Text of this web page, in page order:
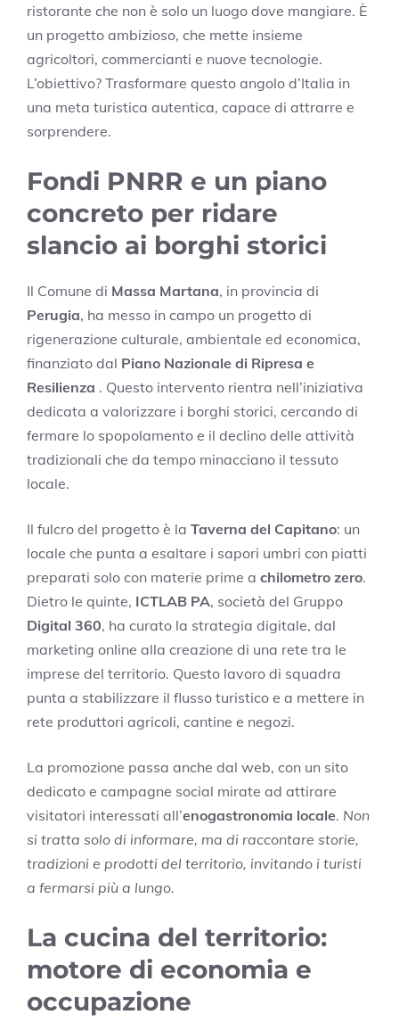
ristorante che non è solo un luogo dove mangiare. È
un progetto ambizioso, che mette insieme
agricoltori, commercianti e nuove tecnologie.
L’obiettivo? Trasformare questo angolo d’Italia in
una meta turistica autentica, capace di attrarre e
sorprendere.
Fondi PNRR e un piano
concreto per ridare
slancio ai borghi storici
Il Comune di Massa Martana, in provincia di
Perugia, ha messo in campo un progetto di
rigenerazione culturale, ambientale ed economica,
finanziato dal Piano Nazionale di Ripresa e
Resilienza . Questo intervento rientra nell’iniziativa
dedicata a valorizzare i borghi storici, cercando di
fermare lo spopolamento e il declino delle attività
tradizionali che da tempo minacciano il tessuto
locale.
Il fulcro del progetto è la Taverna del Capitano: un
locale che punta a esaltare i sapori umbri con piatti
preparati solo con materie prime a chilometro zero.
Dietro le quinte, ICTLAB PA, società del Gruppo
Digital 360, ha curato la strategia digitale, dal
marketing online alla creazione di una rete tra le
imprese del territorio. Questo lavoro di squadra
punta a stabilizzare il flusso turistico e a mettere in
rete produttori agricoli, cantine e negozi.
La promozione passa anche dal web, con un sito
dedicato e campagne social mirate ad attirare
visitatori interessati all’enogastronomia locale. Non
si tratta solo di informare, ma di raccontare storie,
tradizioni e prodotti del territorio, invitando i turisti
a fermarsi più a lungo.
La cucina del territorio:
motore di economia e
occupazione